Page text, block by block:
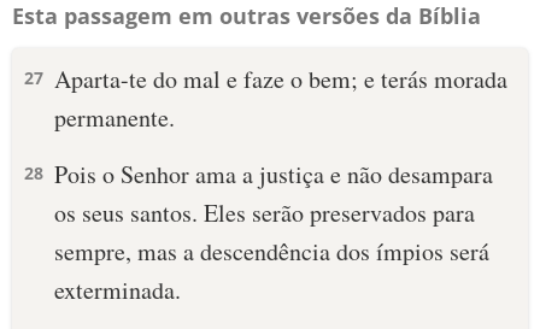
Esta passagem em outras versões da Bíblia
27 Aparta-te do mal e faze o bem; e terás morada
permanente.
28 Pois o Senhor ama a justiça e não desampara
os seus santos. Eles serão preservados para
sempre, mas a descendência dos ímpios será
exterminada.